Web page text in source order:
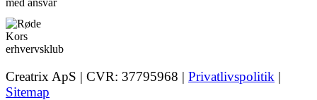
Creatrix ApS | CVR: 37795968 | Privatlivspolitik |
Sitemap